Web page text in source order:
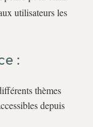
utilisateurs les
:
thèmes
depuis